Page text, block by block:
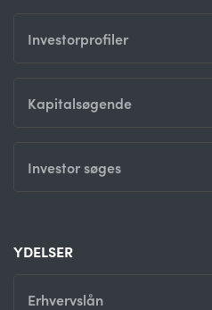
Investorprofiler
Kapitalsøgende
Investor søges
YDELSER
Erhvervslån